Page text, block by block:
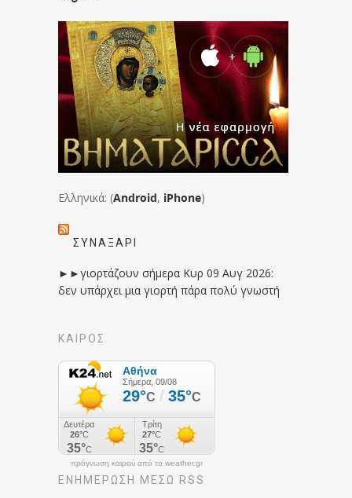
Ελληνικά: (Android, iPhone)
ΣΥΝΑΞΆΡΙ
►►γιορτάζουν σήμερα Κυρ 09 Αυγ 2026:
δεν υπάρχει μια γιορτή πάρα πολύ γνωστή
ΚΑΙΡΟΣ
πρόγνωση καιρού από το weather.gr
ΕΝΗΜΈΡΩΣΉ ΜΕΣΩ RSS